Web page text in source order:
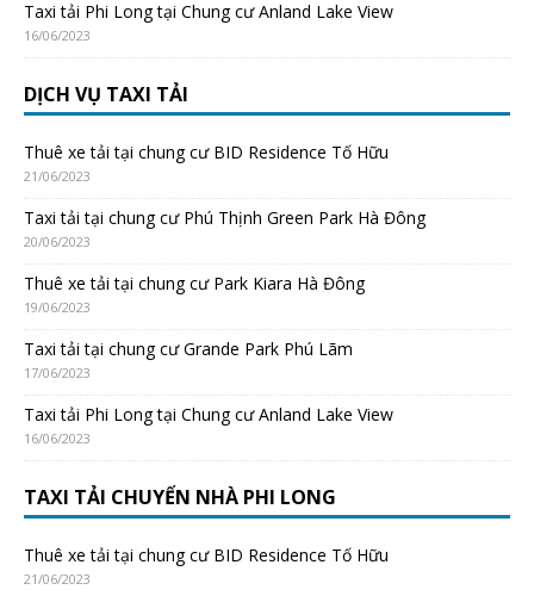
Taxi tải Phi Long tại Chung cư Anland Lake View
16/06/2023
DỊCH VỤ TAXI TẢI
Thuê xe tải tại chung cư BID Residence Tố Hữu
21/06/2023
Taxi tải tại chung cư Phú Thịnh Green Park Hà Đông
20/06/2023
Thuê xe tải tại chung cư Park Kiara Hà Đông
19/06/2023
Taxi tải tại chung cư Grande Park Phú Lãm
17/06/2023
Taxi tải Phi Long tại Chung cư Anland Lake View
16/06/2023
TAXI TẢI CHUYỂN NHÀ PHI LONG
Thuê xe tải tại chung cư BID Residence Tố Hữu
21/06/2023